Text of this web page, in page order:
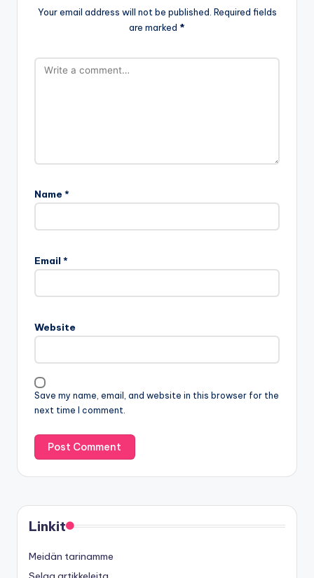
Your email address will not be published. Required fields
are marked *
Name *
Email *
Website
Save my name, email, and website in this browser for the
next time I comment.
Linkit
Meidän tarinamme